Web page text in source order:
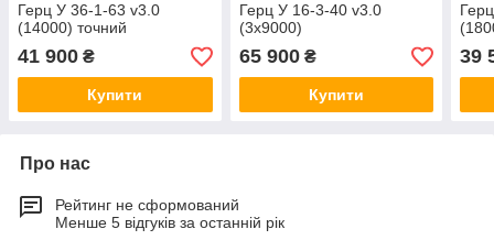
Герц У 36-1-63 v3.0
(14000) точний
41 900 ₴
Купити
Герц У 16-3-40 v3.0
(3х9000)
65 900₴
Купити
39
Про нас
Рейтинг не сформований
Менше 5 відгуків за останній рік